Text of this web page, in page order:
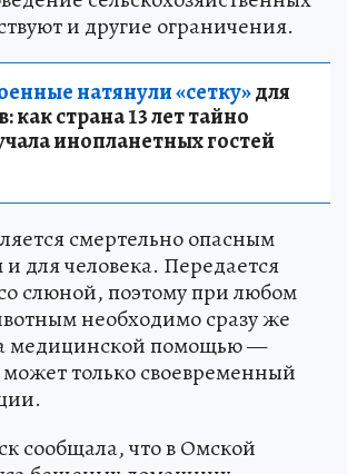
и другие ограничения.
натянули «сетку»для
страна 13 лет тайно
инопланетных гостей
смертельно опасным
для человека. Передается
слюной, поэтому при любом
необходимо сразу же
медицинской помощью —
только своевременный
сообщала, что в Омской